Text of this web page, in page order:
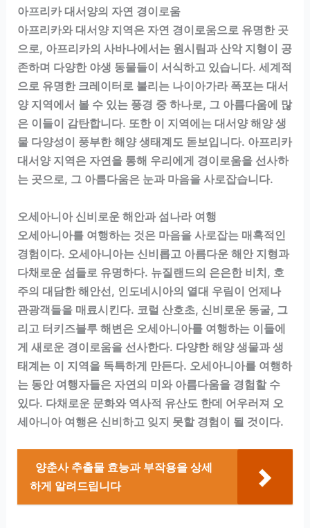
아프리카 대서양의 자연 경이로움
아프리카와 대서양 지역은 자연 경이로움으로 유명한 곳
으로, 아프리카의 사바나에서는 원시림과 산악 지형이 공
존하며 다양한 야생 동물들이 서식하고 있습니다. 세계적
으로 유명한 크레이터로 불리는 나이아가라 폭포는 대서
양 지역에서 볼 수 있는 풍경 중 하나로, 그 아름다움에 많
은 이들이 감탄합니다. 또한 이 지역에는 대서양 해양 생
물 다양성이 풍부한 해양 생태계도 돋보입니다. 아프리카
대서양 지역은 자연을 통해 우리에게 경이로움을 선사하
는 곳으로, 그 아름다움은 눈과 마음을 사로잡습니다.
오세아니아 신비로운 해안과 섬나라 여행
오세아니아를 여행하는 것은 마음을 사로잡는 매혹적인
경험이다. 오세아니아는 신비롭고 아름다운 해안 지형과
다채로운 섬들로 유명하다. 뉴질랜드의 은은한 비치, 호
주의 대담한 해안선, 인도네시아의 열대 우림이 언제나
관광객들을 매료시킨다. 코럴 산호초, 신비로운 동굴, 그
리고 터키즈블루 해변은 오세아니아를 여행하는 이들에
게 새로운 경이로움을 선사한다. 다양한 해양 생물과 생
태계는 이 지역을 독특하게 만든다. 오세아니아를 여행하
는 동안 여행자들은 자연의 미와 아름다움을 경험할 수
있다. 다채로운 문화와 역사적 유산도 한데 어우러져 오
세아니아 여행은 신비하고 잊지 못할 경험이 될 것이다.
양춘사 추출물 효능과 부작용을 상세
하게 알려드립니다